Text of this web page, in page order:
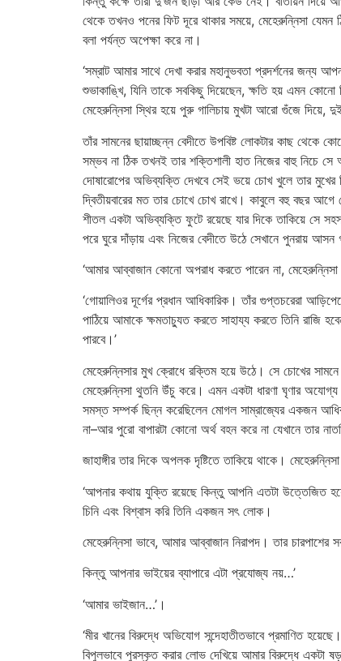
থেকে তখনও পনের ফিট দূরে থাকার সময়ে, মেহেরুন্নিসা যেমন
বলা পর্যন্ত অপেক্ষা করে না।
‘সম্রাট আমার সাথে দেখা করার মহানুভবতা প্রদর্শনের জন্য
শুভাকাঙ্খি, যিনি তাকে সবকিছু দিয়েছেন, ক্ষতি হয় এমন
মেহেরুন্নিসা স্থির হয়ে পুরু গালিচায় মুখটা আরো গুঁজে দিয়ে,
তাঁর সামনের ছায়াচ্ছন্ন বেদীতে উপবিষ্ট লোকটার কাছ
সম্ভব না ঠিক তখনই তার শক্তিশালী হাত নিজের বাহু নিচে
দোষারোপের অভিব্যক্তি দেখবে সেই ভয়ে চোখ খুলে তার মুখের
দ্বিতীয়বারের মত তার চোখে চোখ রাখে। কাবুলে বহু বছর
শীতল একটা অভিব্যক্তি ফুটে রয়েছে যার দিকে তাকিয়ে সে
পরে ঘুরে দাঁড়ায় এবং নিজের বেদীতে উঠে সেখানে পুনরায়
‘আমার আব্বাজান কোনো অপরাধ করতে পারেন না,
‘গোয়ালিওর দূর্গের প্রধান আধিকারিক। তাঁর গুপ্তচরেরা
পাঠিয়ে আমাকে ক্ষমতাচ্যুত করতে সাহায্য করতে তিনি রাজি
পারবে।’
মেহেরুন্নিসার মুখ ক্রোধে রক্তিম হয়ে উঠে। সে চোখের
মেহেরুন্নিসা থুতনি উঁচু করে। এমন একটা ধারণা ঘৃণার
সমস্ত সম্পর্ক ছিন্ন করেছিলেন মোগল সাম্রাজ্যের একজন
না–আর পুরো বাপারটা কোনো অর্থ বহন করে না যেখানে তার
জাহাঙ্গীর তার দিকে অপলক দৃষ্টিতে তাকিয়ে থাকে।
‘আপনার কথায় যুক্তি রয়েছে কিন্তু আপনি এতটা উত্তেজিত হয়ে
চিনি এবং বিশ্বাস করি তিনি একজন সৎ লোক।
মেহেরুন্নিসা ভাবে, আমার আব্বাজান নিরাপদ। তার
কিন্তু আপনার ভাইয়ের ব্যাপারে এটা প্রযোজ্য নয়…’
‘আমার ভাইজান…’।
‘মীর খানের বিরুদ্ধে অভিযোগ সন্দেহাতীতভাবে প্রমাণিত
বিপুলভাবে পুরস্কৃত করার লোভ দেখিয়ে আমার বিরুদ্ধে একটা